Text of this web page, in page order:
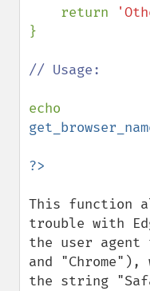
    return
}
// Usage:
This function
trouble with
the user
and "Chrome"),
the string